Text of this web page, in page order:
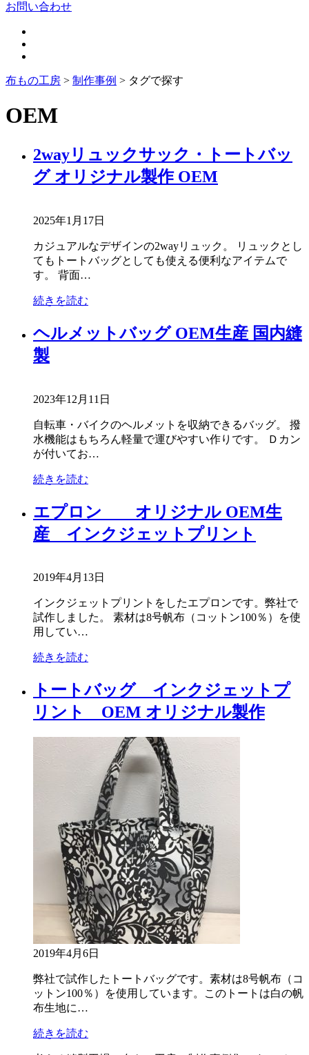
お問い合わせ
布もの工房 > 制作事例 > タグで探す
OEM
2wayリュックサック・トートバッ
グ オリジナル製作 OEM
2025年1月17日
カジュアルなデザインの2wayリュック。 リュックとし
てもトートバッグとしても使える便利なアイテムで
す。 背面…
続きを読む
ヘルメットバッグ OEM生産 国内縫
製
2023年12月11日
自転車・バイクのヘルメットを収納できるバッグ。 撥
水機能はもちろん軽量で運びやすい作りです。 Ｄカン
が付いてお…
続きを読む
エプロン オリジナル OEM生
産 インクジェットプリント
2019年4月13日
インクジェットプリントをしたエプロンです。弊社で
試作しました。 素材は8号帆布（コットン100％）を使
用してい…
続きを読む
トートバッグ インクジェットプ
リント OEM オリジナル製作
2019年4月6日
弊社で試作したトートバッグです。素材は8号帆布（コ
ットン100％）を使用しています。このトートは白の帆
布生地に…
続きを読む